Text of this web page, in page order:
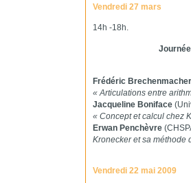
Vendredi 27 mars
14h -18h.
Frédéric Brechenmacher
« Articulations entre
Jacqueline Boniface
« Concept et calcul chez
Erwan Penchèvre
Kronecker et sa méthode
Vendredi 22 mai 2009